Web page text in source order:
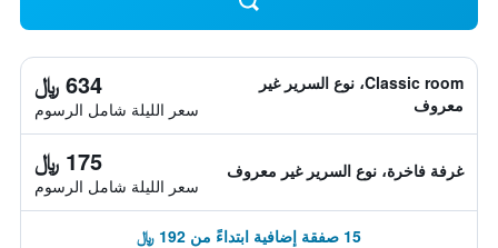
Classic room، نوع السرير غير
معروف
634 ﷼
سعر الليلة شامل الرسوم
غرفة فاخرة، نوع السرير غير معروف 175 ﷼
سعر الليلة شامل الرسوم
15 صفقة إضافية ابتداءً من 192 ﷼